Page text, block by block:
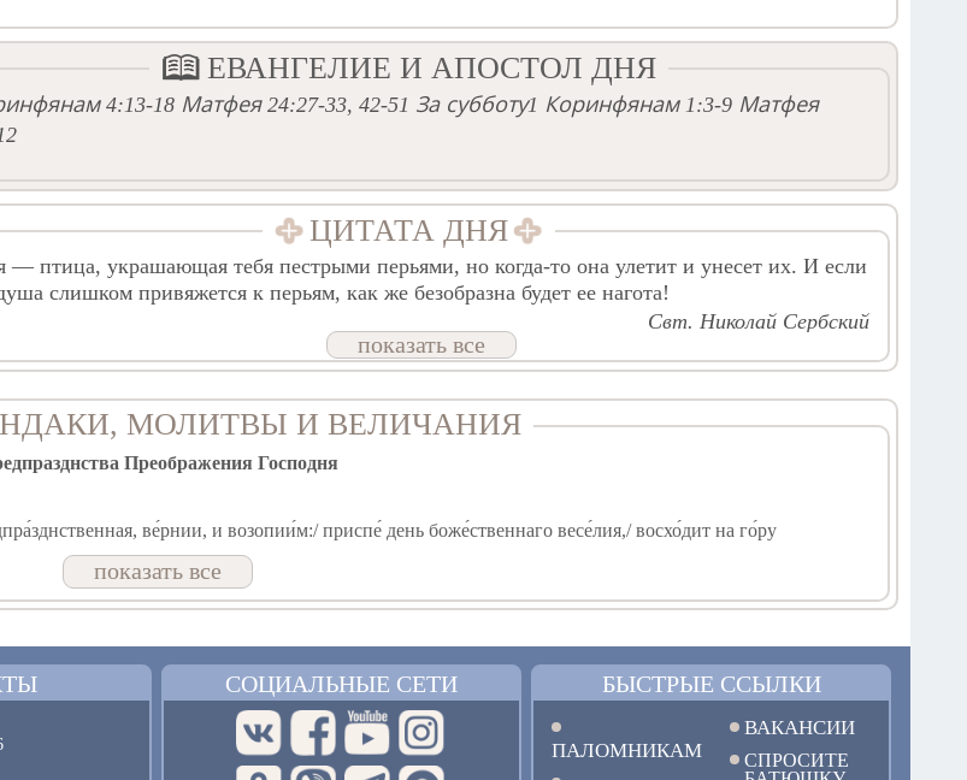
ЕВАНГЕЛИЕ И АПОСТОЛ ДНЯ
4:13-18 Матфея 24:27-33, 42-51 За субботу1 Коринфянам 1:3-9 Матфея
ЦИТАТА ДНЯ
— птица, украшающая тебя пестрыми перьями, но когда-то она улетит и унесет их. И если
слишком привяжется к перьям, как же безобразна будет ее нагота!
Свт. Николай Сербский
показать все
МОЛИТВЫ И ВЕЛИЧАНИЯ
Преображения Господня
ве́рнии, и возопии́м:/ приспе́ день боже́ственнаго весе́лия,/ восхо́дит на го́ру
Преподобного Иова Ущельского
еси́ Христу́, и де́я учи́л еси́ презира́ти у́бо плоть, прехо́дит бо, прилежа́ти же о души́, ве́щи
показать все
СОЦИАЛЬНЫЕ СЕТИ БЫСТРЫЕ ССЫЛКИ
ПАЛОМНИКАМ
ВАКАНСИИ
СПРОСИТЕ